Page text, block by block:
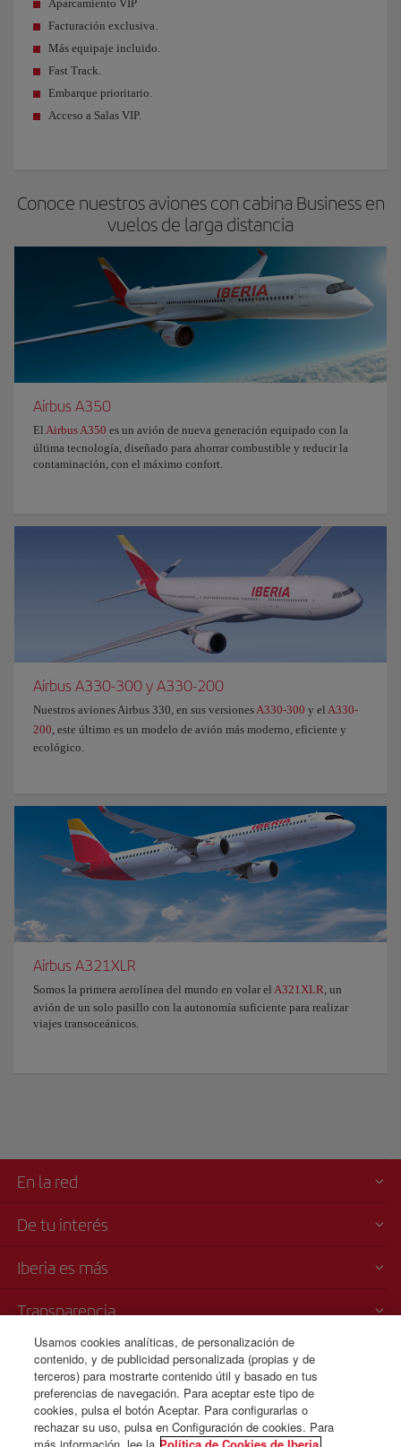
Aparcamiento VIP
Facturación exclusiva.
Más equipaje incluido.
Fast Track.
Embarque prioritario.
Acceso a Salas VIP.
Conoce nuestros aviones con cabina Business en
vuelos de larga distancia
Airbus A350
El Airbus A350 es un avión de nueva generación equipado con la
última tecnología, diseñado para ahorrar combustible y reducir la
contaminación, con el máximo confort.
Airbus A330-300 y A330-200
Nuestros aviones Airbus 330, en sus versiones A330-300 y el A330-
200 , este último es un modelo de avión más moderno, eficiente y
ecológico.
Airbus A321XLR
Somos la primera aerolínea del mundo en volar el A321XLR , un
avión de un solo pasillo con la autonomía suficiente para realizar
viajes transoceánicos.
En la red
De tu interés
Iberia es más
Transparencia
Venta telefónica
+31 0 20 796 0087
Coste: € 0,35 por llamada
24 horas de Lunes a Domingo (español e inglés) .
Usamos cookies analíticas, de personalización de
contenido, y de publicidad personalizada (propias y de
terceros) para mostrarte contenido útil y basado en tus
preferencias de navegación. Para aceptar este tipo de
cookies, pulsa el botón Aceptar. Para configurarlas o
rechazar su uso, pulsa en Configuración de cookies. Para